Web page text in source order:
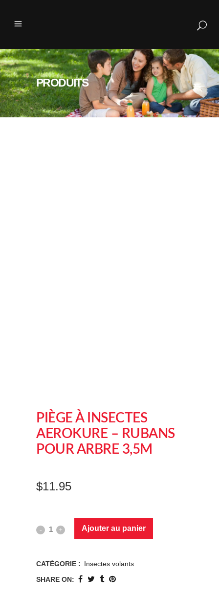
PRODUITS
PIÈGE À INSECTES
AEROKURE – RUBANS
POUR ARBRE 3,5M
$11.95
Ajouter au panier
CATÉGORIE : Insectes volants
SHARE ON: